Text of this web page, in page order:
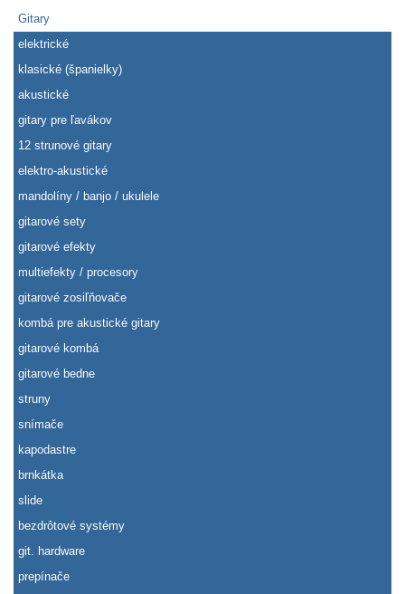
Gitary
elektrické
klasické (španielky)
akustické
gitary pre ľavákov
12 strunové gitary
elektro-akustické
mandolíny / banjo / ukulele
gitarové sety
gitarové efekty
multiefekty / procesory
gitarové zosiľňovače
kombá pre akustické gitary
gitarové kombá
gitarové bedne
struny
snímače
kapodastre
brnkátka
slide
bezdrôtové systémy
git. hardware
prepínače